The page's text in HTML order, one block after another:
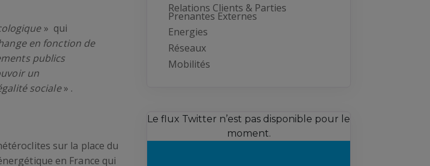
» qui
en fonction de
publics
un
sociale» .
sur la place du
en France qui
Relations Clients & Parties
Prenantes Externes
Energies
Réseaux
Mobilités
Le flux Twitter n’est pas disponible pour le
moment.